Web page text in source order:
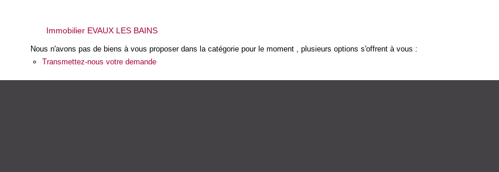
Immobilier EVAUX LES BAINS
Nous n'avons pas de biens à vous proposer dans la catégorie pour le moment , plusieurs options s'offrent à vous :
Transmettez-nous votre demande